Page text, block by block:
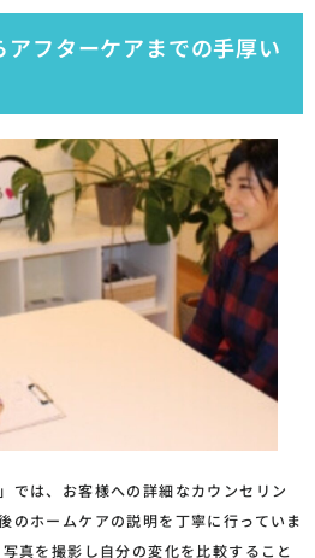
アフターケアまでの手厚い
では、お客様への詳細なカウンセリン
のホームケアの説明を丁寧に行っていま
真を撮影し自分の変化を比較すること